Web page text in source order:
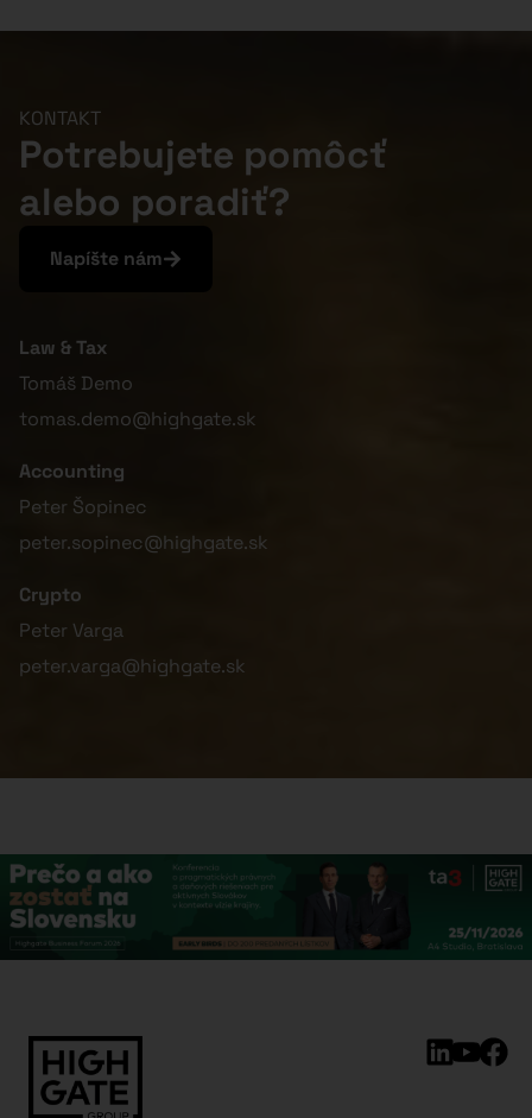
KONTAKT
Potrebujete pomôcť
alebo poradiť?
Napíšte nám
Law & Tax
Tomáš Demo
tomas.demo@highgate.sk
Accounting
Peter Šopinec
peter.sopinec@highgate.sk
Crypto
Peter Varga
peter.varga@highgate.sk